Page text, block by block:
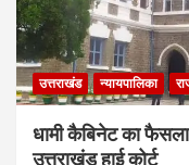
उत्तराखंड न्यायपालिका
धामी कैबिनेट का फैसला,
उत्तराखंड हाई कोर्ट